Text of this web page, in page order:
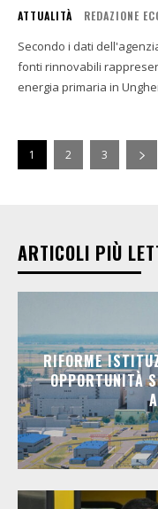
ATTUALITÀ REDAZIONE
Secondo i dati
fonti rinnovabili
energia primaria in
1 2 3
ARTICOLI PIÙ
RIFORME
OPPORTUNITÀ